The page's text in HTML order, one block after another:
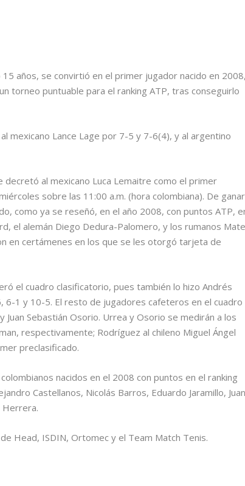
años, se convirtió en el primer jugador nacido en 2008,
torneo puntuable para el ranking ATP, tras conseguirlo
mexicano Lance Lage por 7-5 y 7-6(4), y al argentino
al mexicano Luca Lemaitre como el primer
sobre las 11:00 a.m. (hora colombiana). De
como ya se reseñó, en el año 2008, con puntos ATP,
el alemán Diego Dedura-Palomero, y los rumanos
en certámenes en los que se les otorgó tarjeta de
el cuadro clasificatorio, pues también lo hizo Andrés
6-1 y 10-5. El resto de jugadores cafeteros en el cuadro
Juan Sebastián Osorio. Urrea y Osorio se medirán a los
respectivamente; Rodríguez al chileno Miguel Ángel
preclasificado.
nacidos en el 2008 con puntos en el ranking
Castellanos, Nicolás Barros, Eduardo Jaramillo, Juan
Herrera.
Head, ISDIN, Ortomec y el Team Match Tenis.